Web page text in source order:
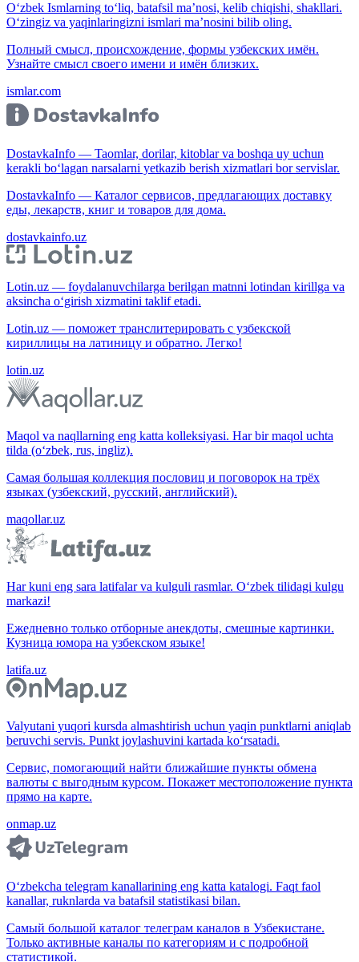
O‘zbek Ismlarning to‘liq, batafsil ma’nosi, kelib chiqishi, shakllari.
O‘zingiz va yaqinlaringizni ismlari ma’nosini bilib oling.
Полный смысл, происхождение, формы узбекских имён.
Узнайте смысл своего имени и имён близких.
ismlar.com
DostavkaInfo — Taomlar, dorilar, kitoblar va boshqa uy uchun
kerakli bo‘lagan narsalarni yetkazib berish xizmatlari bor servislar.
DostavkaInfo — Каталог сервисов, предлагающих доставку
еды, лекарств, книг и товаров для дома.
dostavkainfo.uz
Lotin.uz — foydalanuvchilarga berilgan matnni lotindan kirillga va
aksincha o‘girish xizmatini taklif etadi.
Lotin.uz — поможет транслитерировать с узбекской
кириллицы на латиницу и обратно. Легко!
lotin.uz
Maqol va naqllarning eng katta kolleksiyasi. Har bir maqol uchta
tilda (o‘zbek, rus, ingliz).
Самая большая коллекция пословиц и поговорок на трёх
языках (узбекский, русский, английский).
maqollar.uz
Har kuni eng sara latifalar va kulguli rasmlar. O‘zbek tilidagi kulgu
markazi!
Ежедневно только отборные анекдоты, смешные картинки.
Кузница юмора на узбекском языке!
latifa.uz
Valyutani yuqori kursda almashtirish uchun yaqin punktlarni aniqlab
beruvchi servis. Punkt joylashuvini kartada ko‘rsatadi.
Сервис, помогающий найти ближайшие пункты обмена
валюты с выгодным курсом. Покажет местоположение пункта
прямо на карте.
onmap.uz
O‘zbekcha telegram kanallarining eng katta katalogi. Faqt faol
kanallar, ruknlarda va batafsil statistikasi bilan.
Самый большой каталог телеграм каналов в Узбекистане.
Только активные каналы по категориям и с подробной
статистикой.